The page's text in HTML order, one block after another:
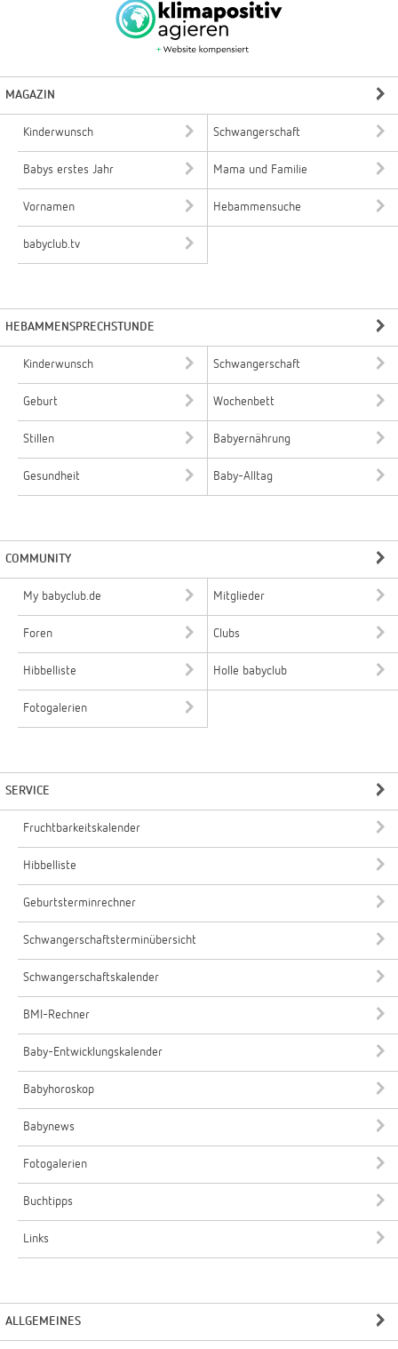
MAGAZIN
Kinderwunsch Schwangerschaft
Babys erstes Jahr Mama und Familie
Vornamen Hebammensuche
babyclub.tv
HEBAMMENSPRECHSTUNDE
Kinderwunsch Schwangerschaft
Geburt Wochenbett
Stillen Babyernährung
Gesundheit Baby-Alltag
COMMUNITY
My babyclub.de Mitglieder
Foren Clubs
Hibbelliste Holle babyclub
Fotogalerien
SERVICE
Fruchtbarkeitskalender
Hibbelliste
Geburtsterminrechner
Schwangerschaftsterminübersicht
Schwangerschaftskalender
BMI-Rechner
Baby-Entwicklungskalender
Babyhoroskop
Babynews
Fotogalerien
Buchtipps
Links
ALLGEMEINES